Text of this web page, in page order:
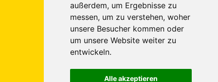
außerdem, um Ergebnisse zu
messen, um zu verstehen, woher
unsere Besucher kommen oder
um unsere Website weiter zu
entwickeln.
Alle akzeptieren
E-Mail:info euregiotours.de
Internet: www.euregiotours.de
Besuchen
Sie uns